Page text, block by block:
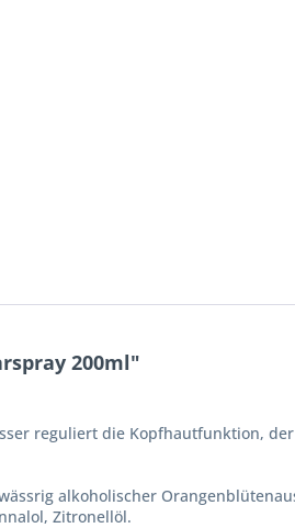
200ml"
reguliert die Kopfhautfunktion,
alkoholischer
Zitronellöl.